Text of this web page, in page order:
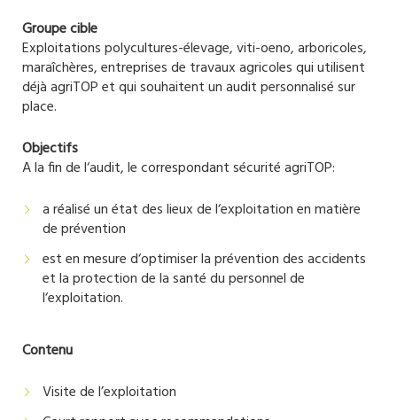
Groupe cible
Exploitations polycultures-élevage, viti-oeno, arboricoles,
maraîchères, entreprises de travaux agricoles qui utilisent
déjà agriTOP et qui souhaitent un audit personnalisé sur
place.
Objectifs
A la fin de l‘audit, le correspondant sécurité agriTOP:
a réalisé un état des lieux de l‘exploitation en matière
de prévention
est en mesure d‘optimiser la prévention des accidents
et la protection de la santé du personnel de
l‘exploitation.
Contenu
Visite de l’exploitation